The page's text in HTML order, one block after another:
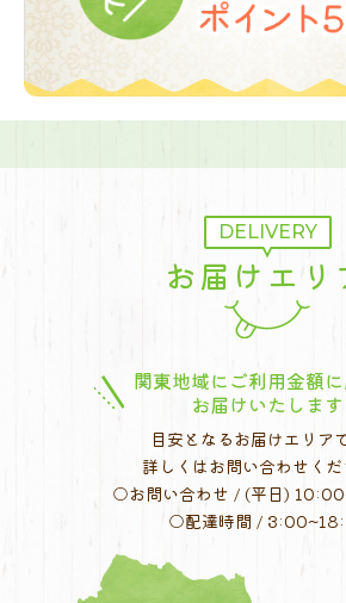
DELIVERY
お届けエリ
関東地域にご利用金額
お届けいたします
目安となるお届けエリアで
詳しくはお問い合わせくだ
○お問い合わせ / (平日)
○配達時間 /